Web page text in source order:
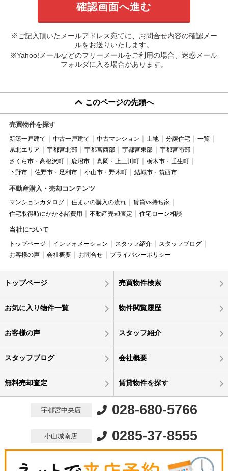
※ご記入頂いたメールアドレス宛てに、お問合せ内容の確認メー
ルをお送りいたします。
※Yahoo!メールなどのフリーメールをご利用の場合、迷惑メール
フォルダに入る場合があります。
このページの先頭へ
売買物件を探す
新築一戸建て 中古一戸建て 中古マンション 土地 分譲住宅
一覧
県北エリア
宇都宮北部 宇都宮西部 宇都宮東部
宇都宮南部
さくら市・高根沢町
鹿沼市 真岡・上三川町
栃木市・壬生町
下野市
佐野市・足利市 小山市・野木町 結城市・筑西市
不動産購入・売却コンテンツ
マンションカタログ 住まいの購入の流れ
賃貸vs持ち家
住宅取得時にかかる諸費用
不動産売却査定 住宅ローン相談
当社について
トップページ インフォメーション スタッフ紹介
スタッフブログ
お客様の声
会社概要 お問合せ プライバシーポリシー
トップページ 売買物件検索
お気に入り物件一覧 物件閲覧履歴
お客様の声 スタッフ紹介
スタッフブログ 会社概要
無料売却査定 賃貸物件を探す
宇都宮中央店 028-680-5766
小山城南店 0285-37-8555